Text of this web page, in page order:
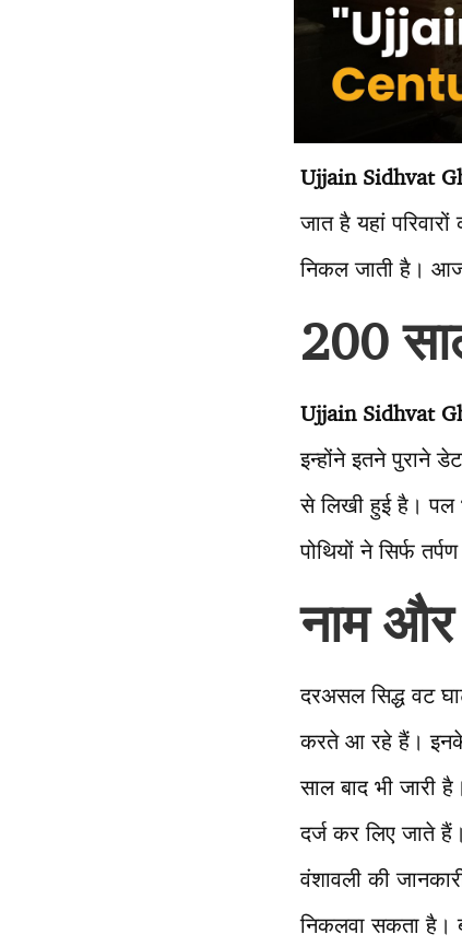
Ujjain Sidhvat
जात है यहां
निकल जाती है। आज
200
Ujjain Sidhvat
इन्होंने इतने पुराने
से लिखी हुई है। पल
पोथियों ने सिर्फ
नाम और
दरअसल सिद्ध वट
करते आ रहे हैं। इनके
साल बाद भी जारी
दर्ज कर लिए जाते
वंशावली की
निकलवा सकता है।